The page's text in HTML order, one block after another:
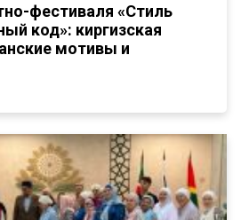
фестиваля «Стиль
код»: киргизская
мотивы и